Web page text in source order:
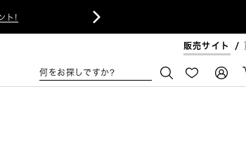
ト! 
販売サイト
何をお探しですか?